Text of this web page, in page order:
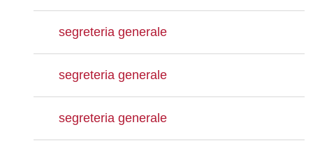
segreteria generale
segreteria generale
segreteria generale